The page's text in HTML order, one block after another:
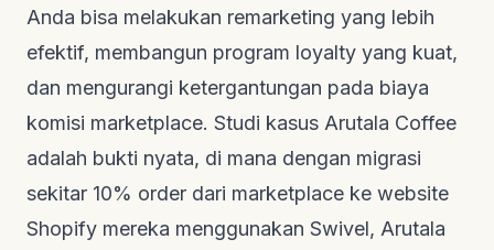
Anda bisa melakukan remarketing yang lebih
efektif, membangun program loyalty yang kuat,
dan mengurangi ketergantungan pada biaya
komisi marketplace. Studi kasus Arutala Coffee
adalah bukti nyata, di mana dengan migrasi
sekitar 10% order dari marketplace ke website
Shopify mereka menggunakan Swivel, Arutala